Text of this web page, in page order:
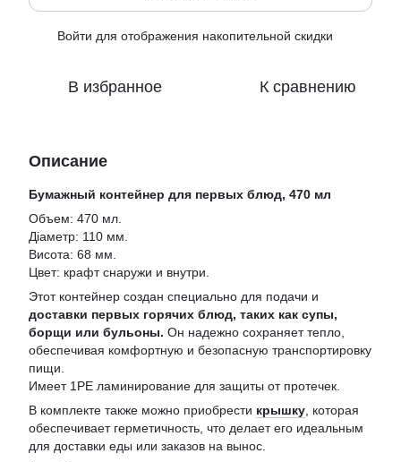
Войти для отображения накопительной скидки
В избранное К сравнению
Описание
Бумажный контейнер для первых блюд, 470 мл
Объем: 470 мл.
Діаметр: 110 мм.
Висота: 68 мм.
Цвет: крафт снаружи и внутри.
Этот контейнер создан специально для подачи и
доставки первых горячих блюд, таких как супы,
борщи или бульоны. Он надежно сохраняет тепло,
обеспечивая комфортную и безопасную транспортировку
пищи.
Имеет 1PE ламинирование для защиты от протечек.
В комплекте также можно приобрести крышку , которая
обеспечивает герметичность, что делает его идеальным
для доставки еды или заказов на вынос.